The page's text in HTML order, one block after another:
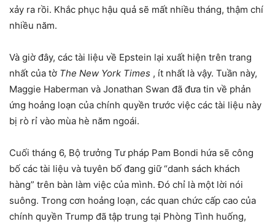
xảy ra rồi. Khắc phục hậu quả sẽ mất nhiều tháng, thậm chí
nhiều năm.
Và giờ đây, các tài liệu về Epstein lại xuất hiện trên trang
nhất của tờ The New York Times , ít nhất là vậy. Tuần này,
Maggie Haberman và Jonathan Swan đã đưa tin về phản
ứng hoảng loạn của chính quyền trước việc các tài liệu này
bị rò rỉ vào mùa hè năm ngoái.
Cuối tháng 6, Bộ trưởng Tư pháp Pam Bondi hứa sẽ công
bố các tài liệu và tuyên bố đang giữ “danh sách khách
hàng” trên bàn làm việc của mình. Đó chỉ là một lời nói
suông. Trong cơn hoảng loạn, các quan chức cấp cao của
chính quyền Trump đã tập trung tại Phòng Tình huống,